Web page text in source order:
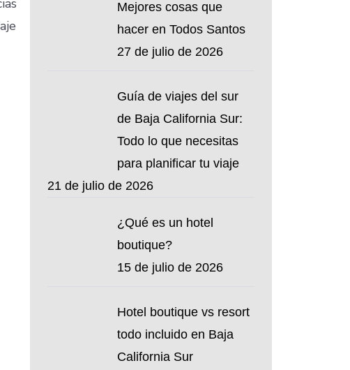
Mejores cosas que
hacer en Todos Santos
27 de julio de 2026
Guía de viajes del sur
de Baja California Sur:
Todo lo que necesitas
para planificar tu viaje
21 de julio de 2026
¿Qué es un hotel
boutique?
15 de julio de 2026
Hotel boutique vs resort
todo incluido en Baja
California Sur